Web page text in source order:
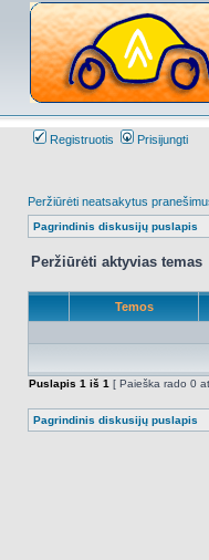
Registruotis Prisijungti
Peržiūrėti neatsakytus
Pagrindinis diskusijų puslapis
Peržiūrėti aktyvias temas
Temos
Puslapis 1 iš 1 [ Paieška rado 0
Pagrindinis diskusijų puslapis